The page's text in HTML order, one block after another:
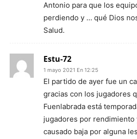
Antonio para que los
perdiendo y … qué Dios
Salud.
Estu-72
1 mayo 2021 En 12:25
El partido de ayer fue un
gracias con los jugadores
Fuenlabrada está
jugadores por rendimiento
causado baja por alguna